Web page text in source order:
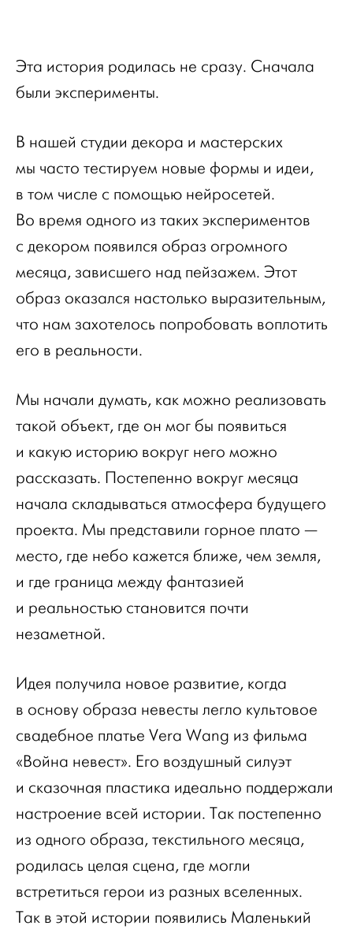
Эта история родилась не сразу. Сначала
были эксперименты.
В нашей студии декора и мастерских
мы часто тестируем новые формы и идеи,
в том числе с помощью нейросетей.
Во время одного из таких экспериментов
с декором появился образ огромного
месяца, зависшего над пейзажем. Этот
образ оказался настолько выразительным,
что нам захотелось попробовать воплотить
его в реальности.
Мы начали думать, как можно реализовать
такой объект, где он мог бы появиться
и какую историю вокруг него можно
рассказать. Постепенно вокруг месяца
начала складываться атмосфера будущего
проекта. Мы представили горное плато —
место, где небо кажется ближе, чем земля,
и где граница между фантазией
и реальностью становится почти
незаметной.
Идея получила новое развитие, когда
в основу образа невесты легло культовое
свадебное платье Vera Wang из фильма
«Война невест». Его воздушный силуэт
и сказочная пластика идеально поддержали
настроение всей истории. Так постепенно
из одного образа, текстильного месяца,
родилась целая сцена, где могли
встретиться герои из разных вселенных.
Так в этой истории появились Маленький